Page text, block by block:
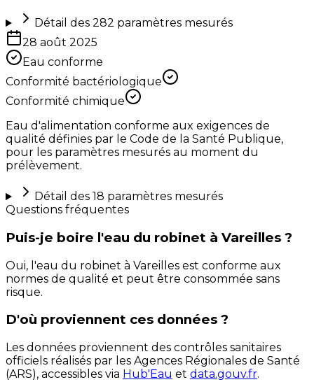
Détail des 282 paramètres mesurés
28 août 2025
Eau conforme
Conformité bactériologique
Conformité chimique
Eau d'alimentation conforme aux exigences de
qualité définies par le Code de la Santé Publique,
pour les paramètres mesurés au moment du
prélèvement.
Détail des 18 paramètres mesurés
Questions fréquentes
Puis-je boire l'eau du robinet à Vareilles ?
Oui, l'eau du robinet à Vareilles est conforme aux
normes de qualité et peut être consommée sans
risque.
D'où proviennent ces données ?
Les données proviennent des contrôles sanitaires
officiels réalisés par les Agences Régionales de Santé
(ARS), accessibles via Hub'Eau et data.gouv.fr.